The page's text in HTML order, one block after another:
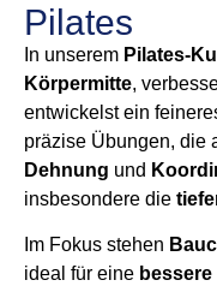
Pilates
In unserem Pilates-
Körpermitte,
entwickelst ein
präzise Übungen, die
Dehnung und
insbesondere die
Im Fokus stehen
ideal für eine